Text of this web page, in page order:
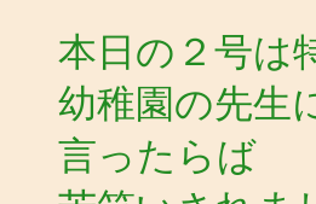
本日の２号は
幼稚園の先生
言ったらば